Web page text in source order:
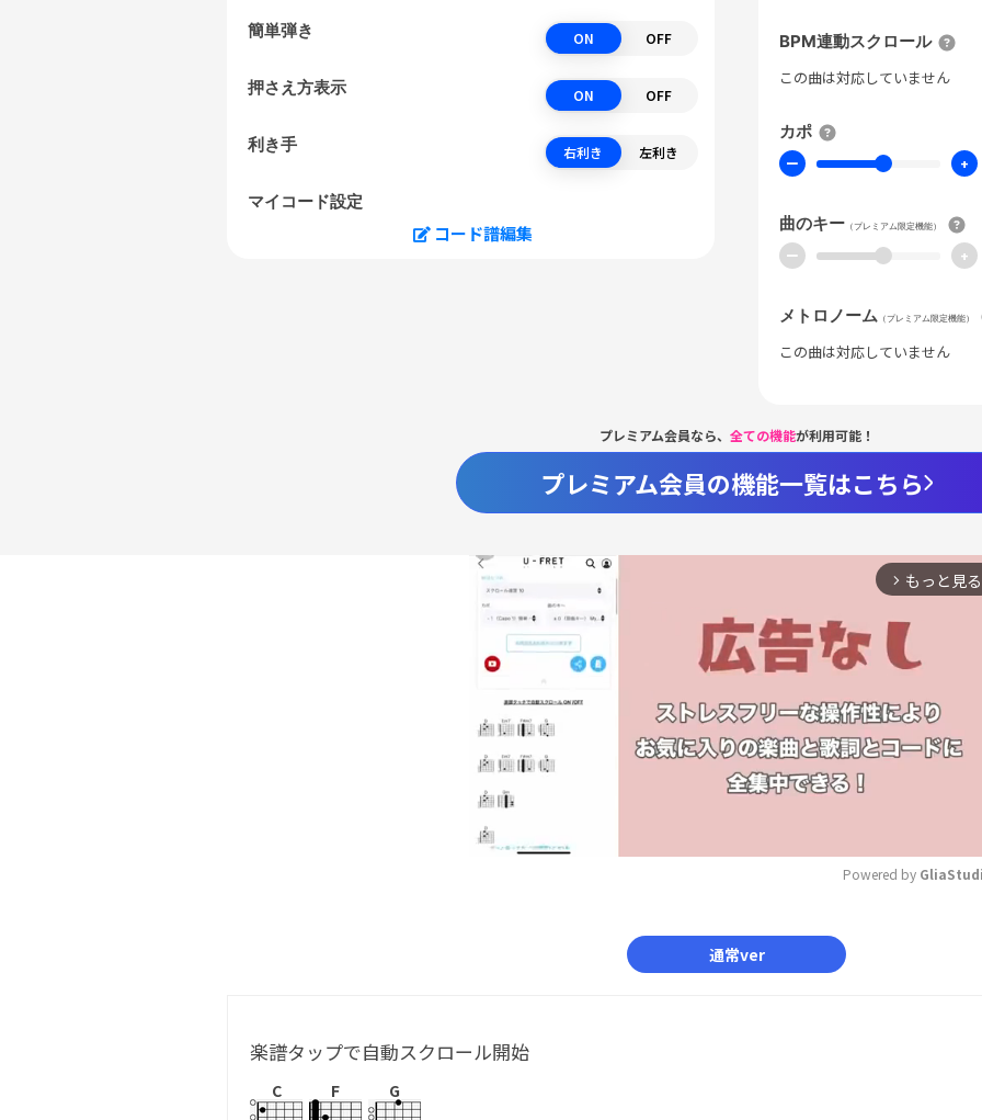
簡単弾き ON OFF
押さえ方表示 ON OFF
利き手 右利き 左利き
マイコード設定
コード譜編集
BPM連動スクロール
この曲は対応していません
カポ
ー +
曲のキー （プレミアム限定機能）
ー +
メトロノーム （プレミアム限定機能）
この曲は対応していません
プレミアム会員なら、 全ての機能が利用可能！
プレミアム会員の機能一覧はこちら
arrow_forward_ios もっと見る
Powered by
通常ver
楽譜タップで自動スクロール開始
C F G